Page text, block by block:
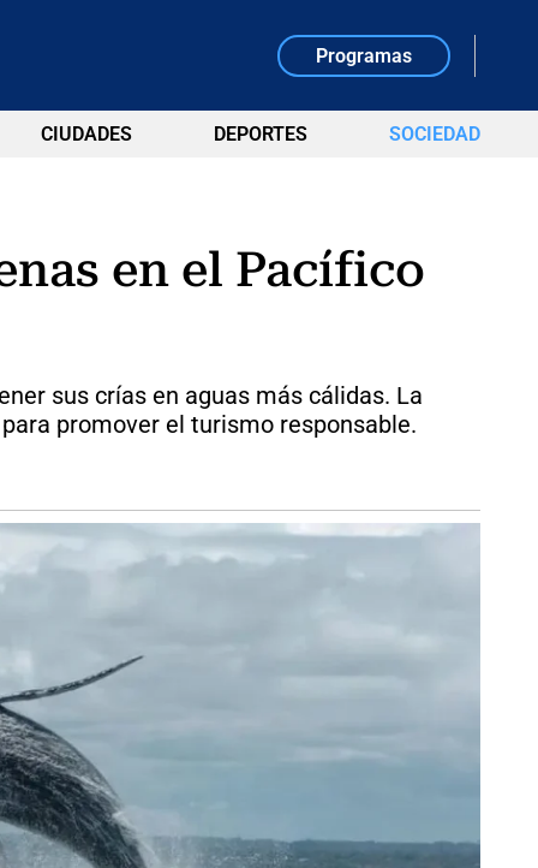
Programas
CIUDADES DEPORTES SOCIEDAD
en el Pacífico
sus crías en aguas más cálidas. La
promover el turismo responsable.